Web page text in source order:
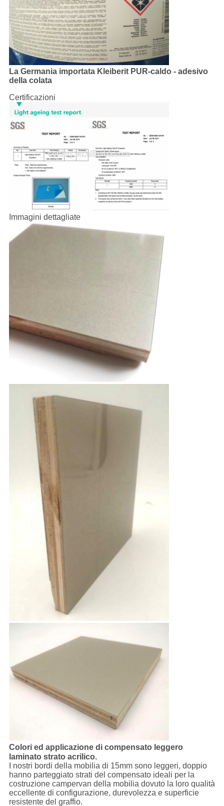
La Germania importata Kleiberit PUR-caldo - adesivo
della colata
Certificazioni
Immagini dettagliate
Colori ed applicazione di compensato leggero
laminato strato acrilico.
I nostri bordi della mobilia di 15mm sono leggeri, doppio
hanno parteggiato strati del compensato ideali per la
costruzione campervan della mobilia dovuto la loro qualità
eccellente di configurazione, durevolezza e superficie
resistente del graffio.